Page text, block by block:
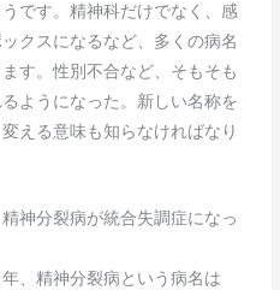
です。精神科だけでなく、感
クスになるなど、多くの病名
す。性別不合など、そもそも
ようになった。新しい名称を
える意味も知らなければなり
神分裂病が統合失調症になっ
、精神分裂病という病名は